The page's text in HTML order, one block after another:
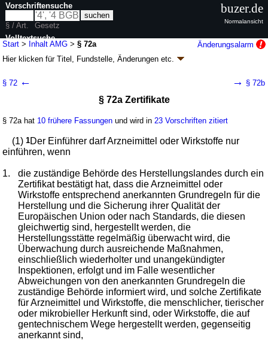
Start > Inhalt AMG >§ 72a
Änderungsalarm
Hier klicken fürTitel, Fundstelle, Änderungen etc.
BGBl. 2026 I Nr. 195
Arzneimittelwesen, Gifte
Dreizehnter Abschnitt Einfuhr und Ausfuhr
§ 72 ← → § 72b
§ 72a Zertifikate
§ 72a hat 10 frühere Fassungen und wird in 23 Vorschriften zitiert
(1)1Der Einführer darf Arzneimittel oder Wirkstoffe nur
einführen, wenn
1.
die zuständige Behörde des Herstellungslandes durch ein
Zertifikat bestätigt hat, dass die Arzneimittel oder
Wirkstoffe entsprechend anerkannten Grundregeln für die
Herstellung und die Sicherung ihrer Qualität der
Europäischen Union oder nach Standards, die diesen
gleichwertig sind, hergestellt werden, die
Herstellungsstätte regelmäßig überwacht wird, die
Überwachung durch ausreichende Maßnahmen,
einschließlich wiederholter und unangekündigter
Inspektionen, erfolgt und im Falle wesentlicher
Abweichungen von den anerkannten Grundregeln die
zuständige Behörde informiert wird, und solche Zertifikate
für Arzneimittel und Wirkstoffe, die menschlicher, tierischer
oder mikrobieller Herkunft sind, oder Wirkstoffe, die auf
gentechnischem Wege hergestellt werden, gegenseitig
anerkannt sind,
Vorschriftensuche
§ / Art.
Gesetz
Volltextsuche
nur in AMG
buzer.de
Normalansicht